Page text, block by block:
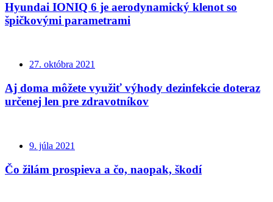
Hyundai IONIQ 6 je aerodynamický klenot so
špičkovými parametrami
27. októbra 2021
Aj doma môžete využiť výhody dezinfekcie doteraz
určenej len pre zdravotníkov
9. júla 2021
Čo žilám prospieva a čo, naopak, škodí